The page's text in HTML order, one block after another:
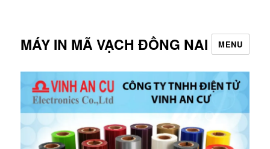
MÁY IN MÃ VẠCH ĐỒNG NAI MENU